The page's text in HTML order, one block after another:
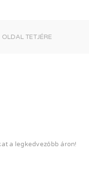
OLDAL TETJÉRE
a legkedvezőbb áron!